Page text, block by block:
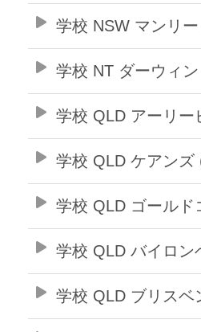
学校 NSW マンリ
学校 NT ダーウィ
学校 QLD アーリー
学校 QLD ケアンズ
学校 QLD ゴールド
学校 QLD バイロン
学校 QLD ブリスベ